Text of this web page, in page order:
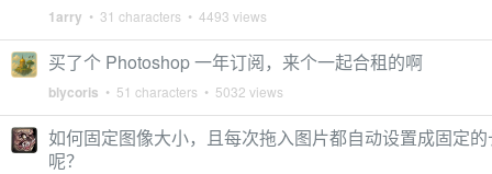
1arry • 31 characters • 4493 views
买了个 Photoshop 一年订阅，来个一起合租的啊
blycoris • 51 characters • 5032 views
如何固定图像大小，且每次拖入图片都自动设置成固定
呢？